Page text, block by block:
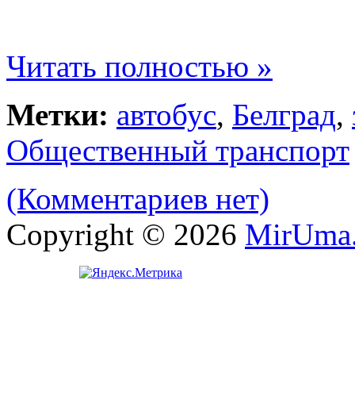
Читать полностью »
Метки: автобус, Белград,
Общественный транспорт
(Комментариев нет)
Copyright © 2026